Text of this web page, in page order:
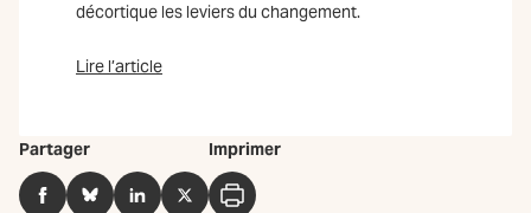
décortique les leviers du changement.
Lire l’article
Partager
FacebookBlueSkyLinkedInTwitter
Imprimer
Imprimer